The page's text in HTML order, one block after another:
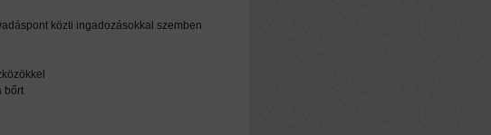
közti ingadozásokkal szemben
bőrt